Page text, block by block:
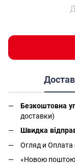
Безкоштовна
доставки)
Швидка
Огляд и
«Новою